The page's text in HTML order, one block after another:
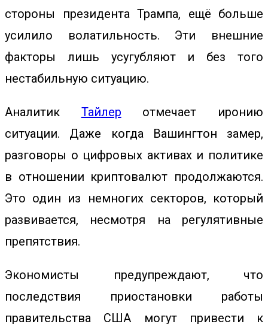
стороны президента Трампа, ещё больше
усилило волатильность. Эти внешние
факторы лишь усугубляют и без того
нестабильную ситуацию.
Аналитик Тайлер отмечает иронию
ситуации. Даже когда Вашингтон замер,
разговоры о цифровых активах и политике
в отношении криптовалют продолжаются.
Это один из немногих секторов, который
развивается, несмотря на регулятивные
препятствия.
Экономисты предупреждают, что
последствия приостановки работы
правительства США могут привести к